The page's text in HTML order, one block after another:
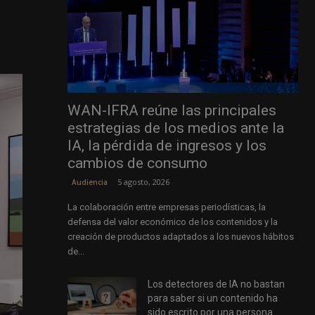
WAN-IFRA reúne las principales
estrategias de los medios ante la
IA, la pérdida de ingresos y los
cambios de consumo
Audiencia 5 agosto, 2026
La colaboración entre empresas periodísticas, la
defensa del valor económico de los contenidos y la
creación de productos adaptados a los nuevos hábitos
de...
Los detectores de IA no bastan
para saber si un contenido ha
sido escrito por una persona